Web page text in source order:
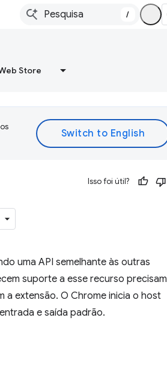
/
Store
Isso foi útil?
uma API semelhante às outras
suporte a esse recurso precisam
a extensão. O Chrome inicia o host
e saída padrão.